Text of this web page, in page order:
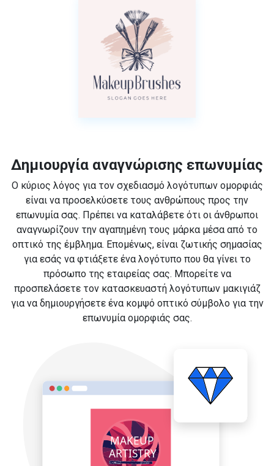
Δημιουργία αναγνώρισης επωνυμίας
Ο κύριος λόγος για τον σχεδιασμό λογότυπων ομορφιάς
είναι να προσελκύσετε τους ανθρώπους προς την
επωνυμία σας. Πρέπει να καταλάβετε ότι οι άνθρωποι
αναγνωρίζουν την αγαπημένη τους μάρκα μέσα από το
οπτικό της έμβλημα. Επομένως, είναι ζωτικής σημασίας
για εσάς να φτιάξετε ένα λογότυπο που θα γίνει το
πρόσωπο της εταιρείας σας. Μπορείτε να
προσπελάσετε τον κατασκευαστή λογότυπων μακιγιάζ
για να δημιουργήσετε ένα κομψό οπτικό σύμβολο για την
επωνυμία ομορφιάς σας.